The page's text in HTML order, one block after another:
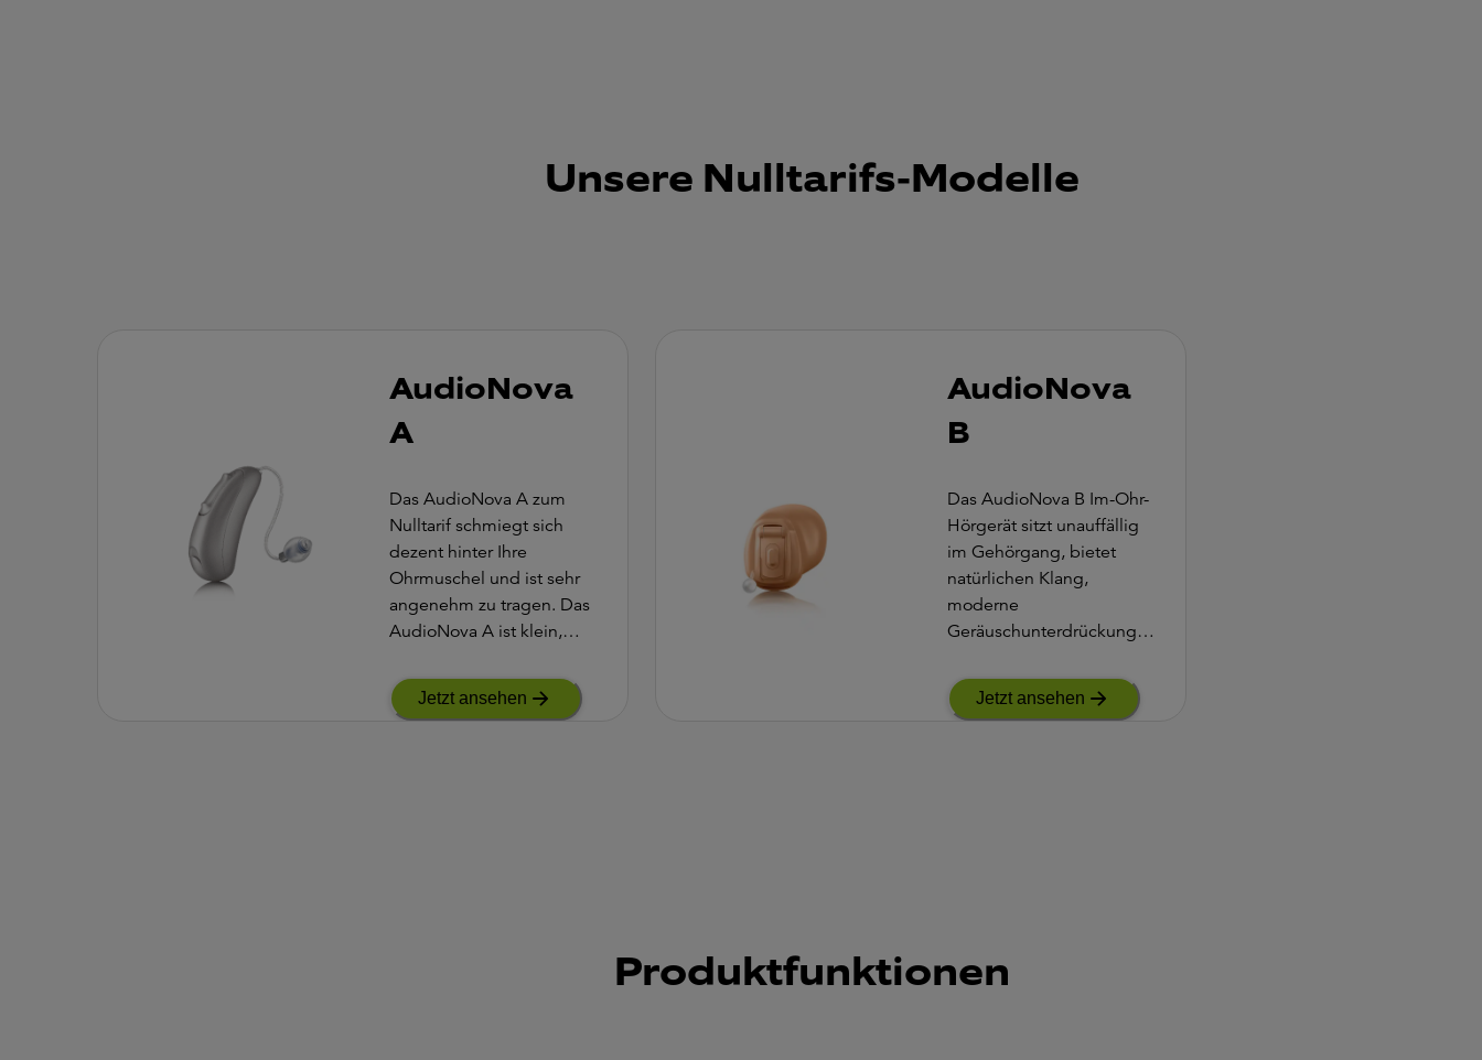
Unsere Nulltarifs-Modelle
AudioNova
A
Das AudioNova A zum
Nulltarif schmiegt sich
dezent hinter Ihre
Ohrmuschel und ist sehr
angenehm zu tragen. Das
AudioNova A ist klein,
Jetzt ansehen
AudioNova
B
Das AudioNova B Im-Ohr-
Hörgerät sitzt unauffällig
im Gehörgang, bietet
natürlichen Klang,
moderne
Geräuschunterdrückung
für ein komfortables und
diskretes Hörerlebnis
Jetzt ansehen
Produktfunktionen